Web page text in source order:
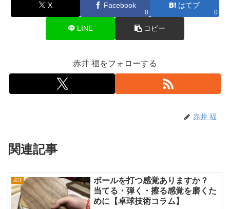
X Facebook
0
はてブ
0
LINE コピー
赤井 福をフォローする
赤井 福
関連記事
卓球
ボールを打つ感覚ありますか？
当てる・弾く・擦る感覚を磨くた
めに【卓球技術コラム】